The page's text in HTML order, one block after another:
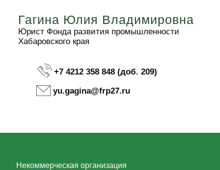
Гагина Юлия Владимировна
Юрист Фонда развития промышленности
Хабаровского края
+7 4212 358 848 (доб. 209)
yu.gagina@frp27.ru
Некоммерческая организация